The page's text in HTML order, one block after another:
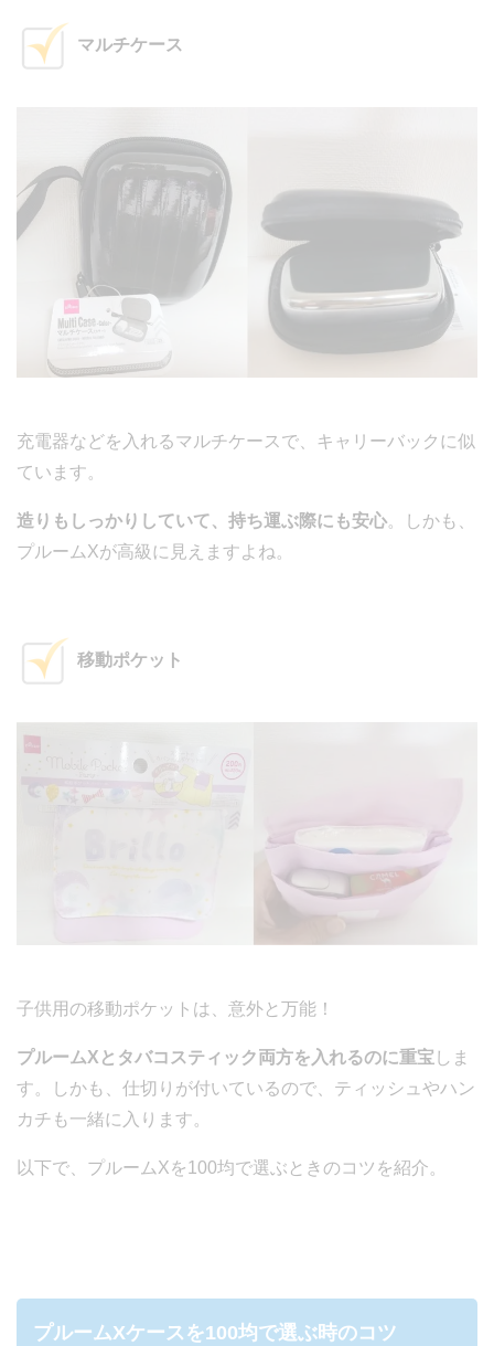
マルチケース
充電器などを入れるマルチケースで、キャリーバックに似
ています。
造りもしっかりしていて、持ち運ぶ際にも安心。しかも、
プルームXが高級に見えますよね。
移動ポケット
子供用の移動ポケットは、意外と万能！
プルームXとタバコスティック両方を入れるのに重宝 しま
す。しかも、仕切りが付いているので、ティッシュやハン
カチも一緒に入ります。
以下で、プルームXを100均で選ぶときのコツを紹介。
プルームXケースを100均で選ぶ時のコツ